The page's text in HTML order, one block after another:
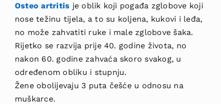
Osteo artritis je oblik koji pogađa zglobove koji
nose težinu tijela, a to su koljena, kukovi i leđa,
no može zahvatiti ruke i male zglobove šaka.
Rijetko se razvija prije 40. godine života, no
nakon 60. godine zahvaća skoro svakog, u
određenom obliku i stupnju.
Žene obolijevaju 3 puta češće u odnosu na
muškarce.